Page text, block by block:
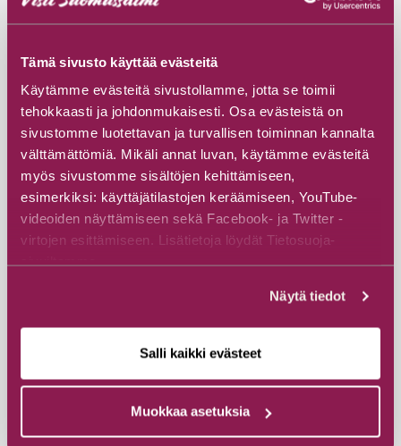
Tämä sivusto käyttää evästeitä
Käytämme evästeitä sivustollamme, jotta se toimii
tehokkaasti ja johdonmukaisesti. Osa evästeistä on
sivustomme luotettavan ja turvallisen toiminnan kannalta
välttämättömiä. Mikäli annat luvan, käytämme evästeitä
myös sivustomme sisältöjen kehittämiseen,
esimerkiksi: käyttäjätilastojen keräämiseen, YouTube-
videoiden näyttämiseen sekä Facebook- ja Twitter -
virtojen esittämiseen. Lisätietoja löydät Tietosuoja-
sivuiltamme.
Näytä tiedot
Salli kaikki evästeet
Muokkaa asetuksia
Camp Norwide/Hossa Holiday Centre
Camp Norwide/Hossan Lomakeskus
Hossantie 278 A, 89920 Ruhtinansalmi